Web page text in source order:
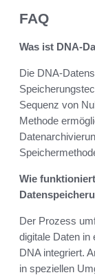
FAQ
Was ist DNA-
Die DNA-
Sequenz von
Methode
Wie
Der Prozess
digitale Daten in
DNA integriert.
in speziellen